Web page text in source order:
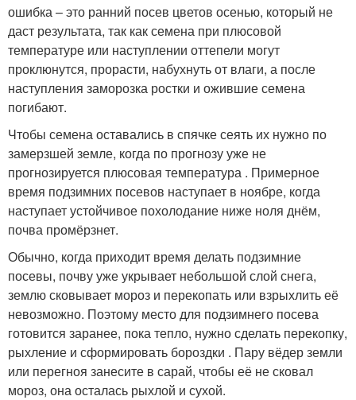
ошибка – это ранний посев цветов осенью, который не
даст результата, так как семена при плюсовой
температуре или наступлении оттепели могут
проклюнутся, прорасти, набухнуть от влаги, а после
наступления заморозка ростки и ожившие семена
погибают.
Чтобы семена оставались в спячке сеять их нужно по
замерзшей земле, когда по прогнозу уже не
прогнозируется плюсовая температура . Примерное
время подзимних посевов наступает в ноябре, когда
наступает устойчивое похолодание ниже ноля днём,
почва промёрзнет.
Обычно, когда приходит время делать подзимние
посевы, почву уже укрывает небольшой слой снега,
землю сковывает мороз и перекопать или взрыхлить её
невозможно. Поэтому место для подзимнего посева
готовится заранее, пока тепло, нужно сделать перекопку,
рыхление и сформировать бороздки . Пару вёдер земли
или перегноя занесите в сарай, чтобы её не сковал
мороз, она осталась рыхлой и сухой.